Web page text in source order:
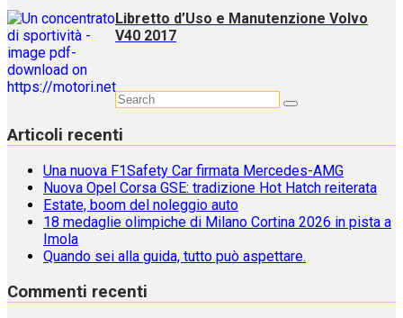
Libretto d’Uso e Manutenzione Volvo
V40 2017
Articoli recenti
Una nuova F1Safety Car firmata Mercedes-AMG
Nuova Opel Corsa GSE: tradizione Hot Hatch reiterata
Estate, boom del noleggio auto
18 medaglie olimpiche di Milano Cortina 2026 in pista a
Imola
Quando sei alla guida, tutto può aspettare.
Commenti recenti